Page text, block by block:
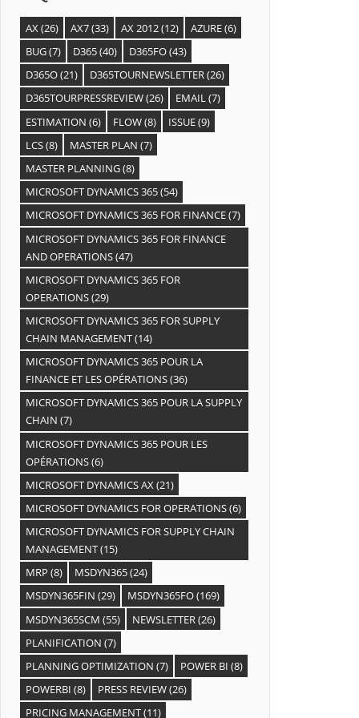
AX(26) AX7(33) AX 2012(12) AZURE(6)
BUG(7) D365(40) D365FO(43)
D365O(21) D365TOURNEWSLETTER(26)
D365TOURPRESSREVIEW(26) EMAIL(7)
ESTIMATION (6) FLOW(8) ISSUE(9)
LCS(8) MASTER PLAN (7)
MASTER PLANNING(8)
MICROSOFT DYNAMICS 365(54)
MICROSOFT DYNAMICS 365 FOR FINANCE(7)
MICROSOFT DYNAMICS 365 FOR FINANCE
AND OPERATIONS(47)
MICROSOFT DYNAMICS 365 FOR
OPERATIONS(29)
MICROSOFT DYNAMICS 365 FOR SUPPLY
CHAIN MANAGEMENT(14)
MICROSOFT DYNAMICS 365 POUR LA
FINANCE ET LES OPÉRATIONS(36)
MICROSOFT DYNAMICS 365 POUR LA SUPPLY
CHAIN (7)
MICROSOFT DYNAMICS 365 POUR LES
OPÉRATIONS(6)
MICROSOFT DYNAMICS AX(21)
MICROSOFT DYNAMICS FOR OPERATIONS(6)
MICROSOFT DYNAMICS FOR SUPPLY CHAIN
MANAGEMENT(15)
MRP (8) MSDYN365(24)
MSDYN365FIN (29) MSDYN365FO(169)
MSDYN365SCM (55) NEWSLETTER(26)
PLANIFICATION (7)
PLANNING OPTIMIZATION (7) POWER BI (8)
POWERBI (8) PRESS REVIEW(26)
PRICING MANAGEMENT(11)